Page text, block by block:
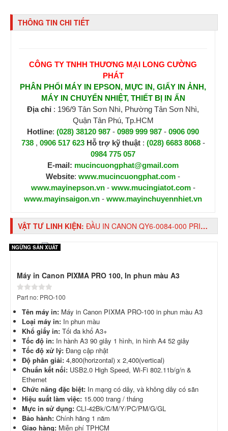
THÔNG TIN CHI TIẾT
CÔNG TY TNHH THƯƠNG MẠI LONG CƯỜNG
PHÁT
PHÂN PHỐI MÁY IN EPSON, MỰC IN, GIẤY IN ẢNH,
MÁY IN CHUYỂN NHIỆT, THIẾT BỊ IN ẤN
Địa chỉ : 196/9 Tân Sơn Nhì, Phường Tân Sơn Nhì,
Quận Tân Phú, Tp.HCM
Hotline: (028) 38120 987 - 0989 999 987 - 0906 090
738, 0906 517 623 Hỗ trợ kỹ thuật : (028) 6683 8068-
0984 775 057
E-mail: mucincuongphat@gmail.com
Website: www.mucincuongphat.com -
www.mayinepson.vn- www.mucingiatot.com-
www.mayinsaigon.vn - www.mayinchuyennhiet.vn
VẬT TƯ LINH KIỆN: ĐẦU IN CANON QY6-0084-000 PRINT HEAD (QY6-0084-000)
NGỪNG SẢN XUẤT
Máy in Canon PIXMA PRO 100, In phun màu A3
Part no: PRO-100
Tên máy in: Máy in Canon PIXMA PRO-100 in phun màu A3
Loại máy in: In phun màu
Khổ giấy in: Tối đa khổ A3+
Tốc độ in: In hành A3 90 giây 1 hình, in hình A4 52 giây
Tốc độ xử lý: Đang cập nhật
Độ phân giải: 4,800(horizontal) x 2,400(vertical)
Chuẩn kết nối: USB2.0 High Speed, Wi-Fi 802.11b/g/n &
Ethernet
Chức năng đặc biệt: In mạng có dây, và không dây có sãn
Hiệu suất làm việc: 15.000 trang / tháng
Mực in sử dụng: CLI-42Bk/C/M/Y/PC/PM/G/GL
Bảo hành: Chính hãng 1 năm
Giao hàng: Miễn phí TPHCM